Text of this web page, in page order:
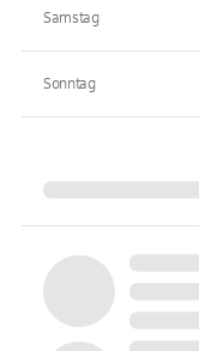
Samstag
Sonntag